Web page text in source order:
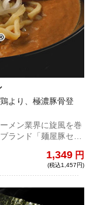
より、極濃豚骨登
メン業界に旋風を巻
ランド「麺屋豚セメ
みを含んだ、究極の
1,349 円
(税込1,457円)